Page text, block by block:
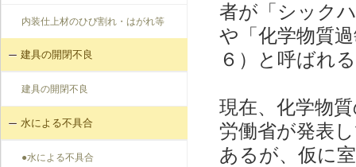
内装仕上材のひび割れ・はがれ等
建具の開閉不良
建具の開閉不良
水による不具合
●水による不具合
者が「シック
や「化学物質
６）と呼ばれ
現在、化学物
労働省が発表
あるが、仮に